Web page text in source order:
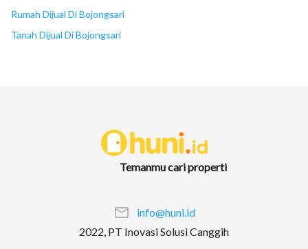
Rumah Dijual Di Bojongsari
Tanah Dijual Di Bojongsari
Temanmu cari properti
info@huni.id
2022, PT Inovasi Solusi Canggih